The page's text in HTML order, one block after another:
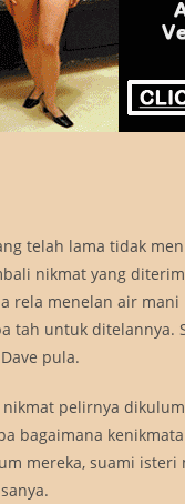
telah lama tidak
nikmat yang
rela menelan air
tah untuk ditelannya.
pula.
pelirnya
bagaimana
mereka, suami